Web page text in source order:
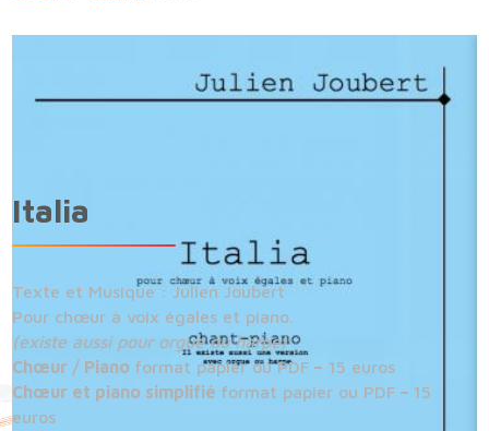
Italia
Texte et Musique : Julien Joubert
Pour chœur à voix égales et piano.
(existe aussi pour orgue ou harpe)
Chœur / Piano format papier ou PDF – 15 euros
Chœur et piano simplifié format papier ou PDF – 15
euros